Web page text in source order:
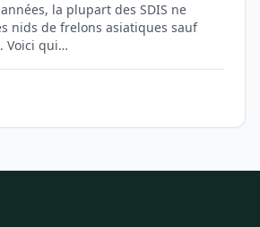
la plupart des SDIS ne
nids de frelons asiatiques sauf
Voici qui…